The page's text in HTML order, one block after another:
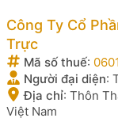
Công Ty Cổ
Trực
Mã số thuế:
Người đại diện:
Địa chỉ: Thôn
Việt Nam